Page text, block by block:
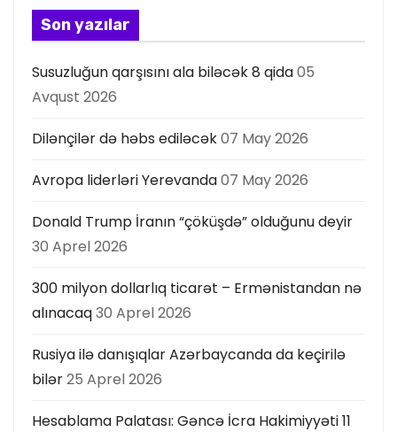
a
ı
Son yazılar
Susuzluğun qarşısını ala biləcək 8 qida05
Avqust 2026
Dilənçilər də həbs ediləcək07 May 2026
Avropa liderləri Yerevanda07 May 2026
Donald Trump İranın “çöküşdə” olduğunu deyir
30 Aprel 2026
300 milyon dollarlıq ticarət – Ermənistandan nə
alınacaq30 Aprel 2026
Rusiya ilə danışıqlar Azərbaycanda da keçirilə
bilər25 Aprel 2026
Hesablama Palatası: Gəncə İcra Hakimiyyəti 11